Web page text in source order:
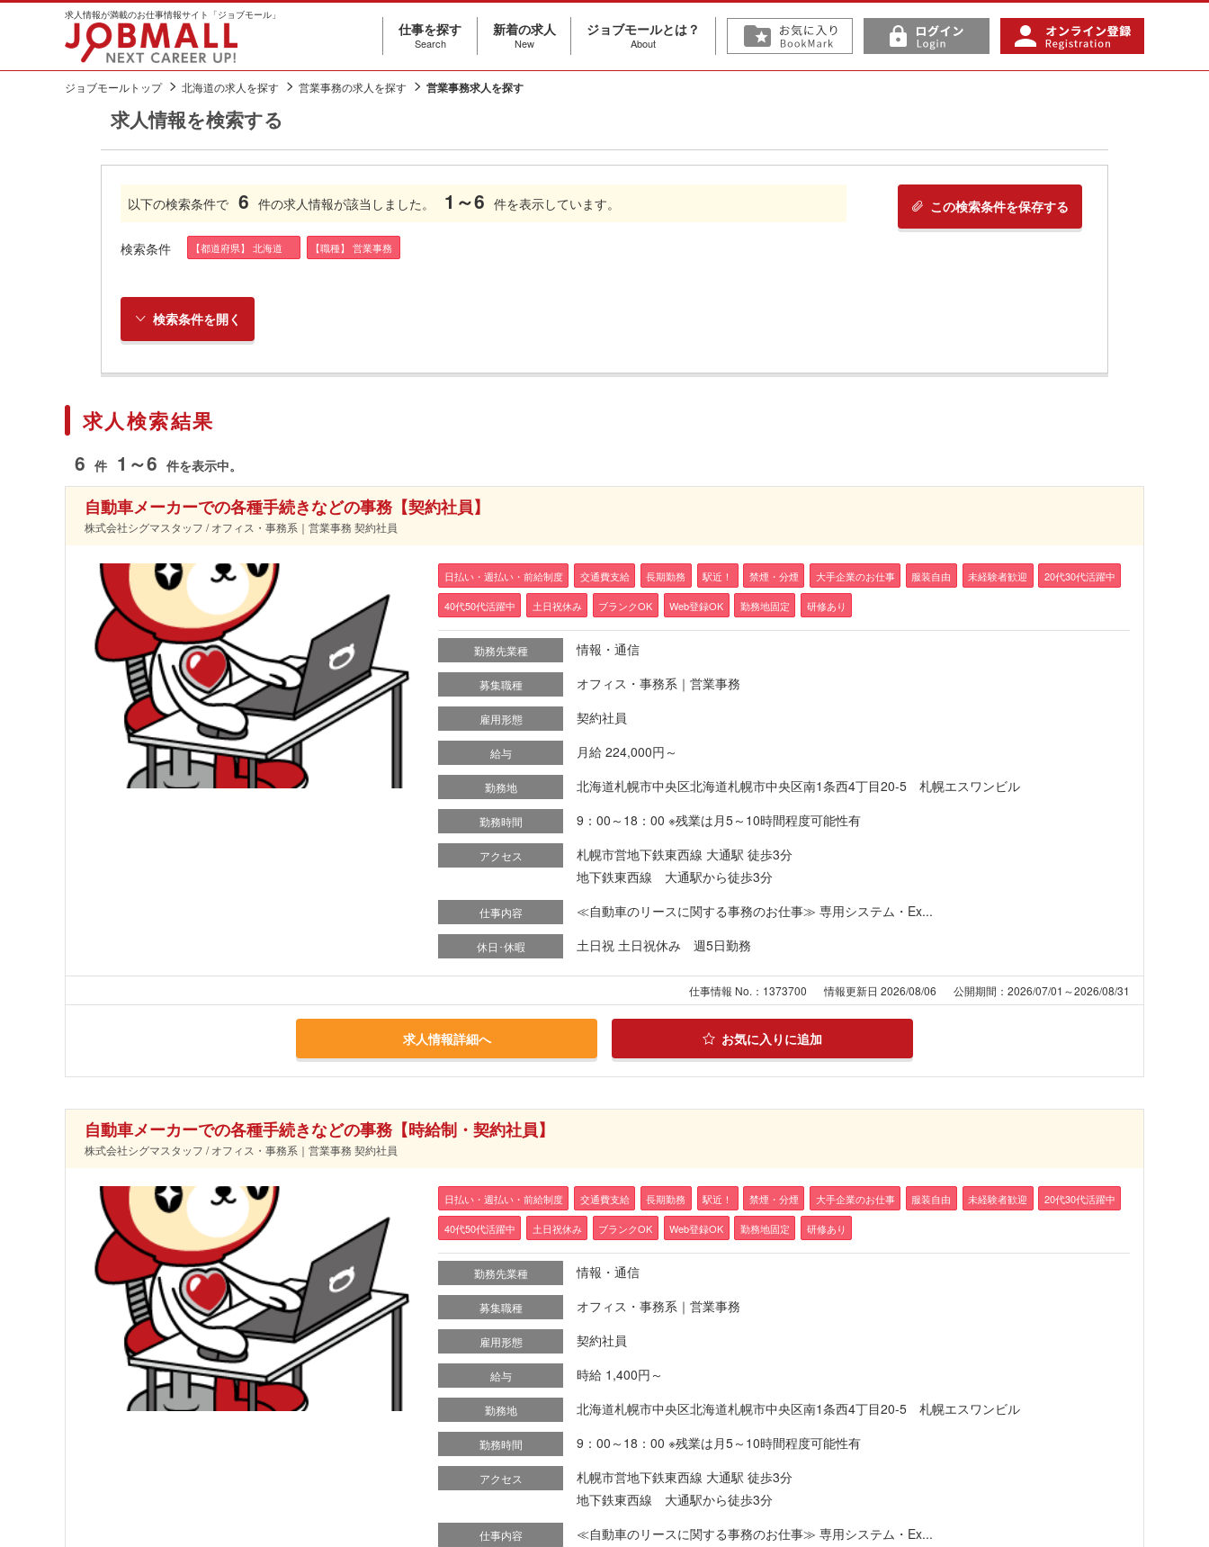
求人情報が満載のお仕事情報サイト「ジョブモール」
仕事を探す
Search
新着の求人
New
ジョブモールとは？
About
ジョブモールトップ 北海道の求人を探す 営業事務の求人を探す 営業事務求人を探す
求人情報を検索する
この検索条件を保存する
以下の検索条件で 6 件の求人情報が該当しました。 1～6 件を表示しています。
検索条件 【都道府県】 北海道 【職種】 営業事務
検索条件を開く
求人検索結果
6 件 1～6 件を表示中。
自動車メーカーでの各種手続きなどの事務【契約社員】
株式会社シグマスタッフ / オフィス・事務系｜営業事務 契約社員
日払い・週払い・前給制度 交通費支給 長期勤務 駅近！ 禁煙・分煙 大手企業のお仕事 服装自由 未経験者歓迎 20代30代活躍中
40代50代活躍中 土日祝休み ブランクOK Web登録OK 勤務地固定 研修あり
勤務先業種 情報・通信
募集職種 オフィス・事務系｜営業事務
雇用形態 契約社員
給与 月給 224,000円～
勤務地 北海道札幌市中央区北海道札幌市中央区南1条西4丁目20-5 札幌エスワンビル
勤務時間 9：00～18：00 ※残業は月5～10時間程度可能性有
アクセス
札幌市営地下鉄東西線 大通駅 徒歩3分
地下鉄東西線 大通駅から徒歩3分
仕事内容 ≪自動車のリースに関する事務のお仕事≫ 専用システム・Ex...
休日･休暇 土日祝 土日祝休み 週5日勤務
仕事情報 No.：1373700 情報更新日 2026/08/06 公開期間：2026/07/01～2026/08/31
求人情報詳細へ お気に入りに追加
自動車メーカーでの各種手続きなどの事務【時給制・契約社員】
株式会社シグマスタッフ / オフィス・事務系｜営業事務 契約社員
日払い・週払い・前給制度 交通費支給 長期勤務 駅近！ 禁煙・分煙 大手企業のお仕事 服装自由 未経験者歓迎 20代30代活躍中
40代50代活躍中 土日祝休み ブランクOK Web登録OK 勤務地固定 研修あり
勤務先業種 情報・通信
募集職種 オフィス・事務系｜営業事務
雇用形態 契約社員
給与 時給 1,400円～
勤務地 北海道札幌市中央区北海道札幌市中央区南1条西4丁目20-5 札幌エスワンビル
勤務時間 9：00～18：00 ※残業は月5～10時間程度可能性有
アクセス
札幌市営地下鉄東西線 大通駅 徒歩3分
地下鉄東西線 大通駅から徒歩3分
仕事内容 ≪自動車のリースに関する事務のお仕事≫ 専用システム・Ex...